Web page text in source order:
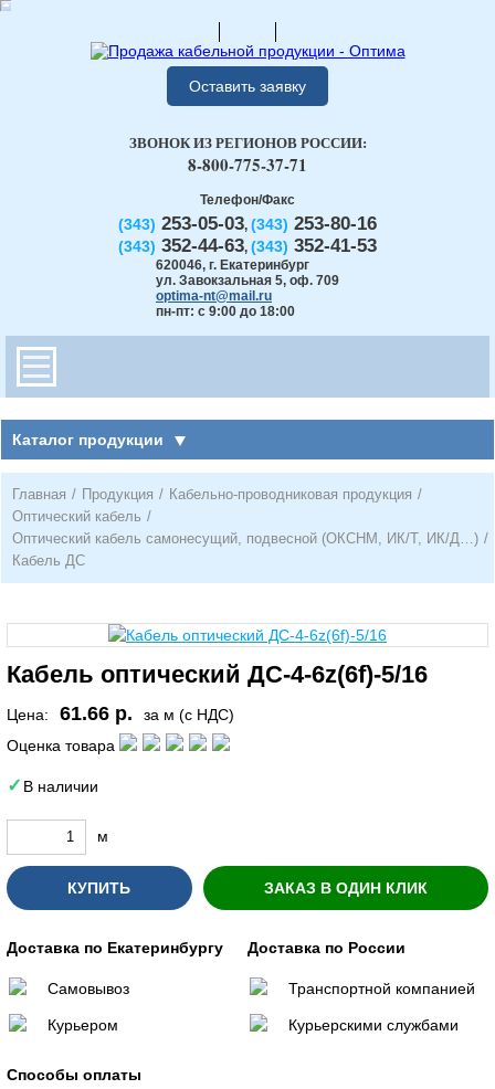
Оставить заявку
Телефон/Факс
(343) 253-05-03, (343) 253-80-16
(343) 352-44-63, (343) 352-41-53
620046, г. Екатеринбург
ул. Завокзальная 5, оф. 709
optima-nt@mail.ru
пн-пт: с 9:00 до 18:00
ЗВОНОК ИЗ РЕГИОНОВ РОССИИ:
8-800-775-37-71
Каталог продукции
Главная / Продукция / Кабельно-проводниковая продукция /
Оптический кабель /
Оптический кабель самонесущий, подвесной (ОКСНМ, ИК/Т, ИК/Д…) /
Кабель ДС
Кабель оптический ДС-4-6z(6f)-5/16
Цена: 61.66 р.
за м (с НДС)
Оценка товара
В наличии
м
КУПИТЬ ЗАКАЗ В ОДИН КЛИК
Доставка по Екатеринбургу
Самовывоз
Курьером
Доставка по России
Транспортной компанией
Курьерскими службами
Способы оплаты